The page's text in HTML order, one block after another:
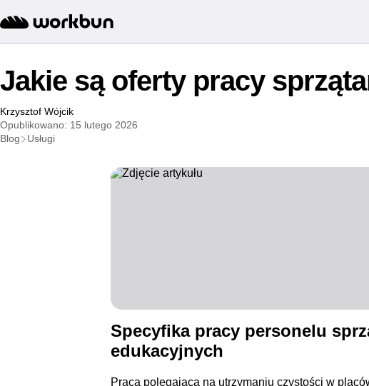
Jakie są oferty pracy
Krzysztof Wójcik
Opublikowano: 15 lutego 2026
Blog
Usługi
Specyfika pracy personelu
edukacyjnych
Praca polegająca na utrzymaniu czystości w